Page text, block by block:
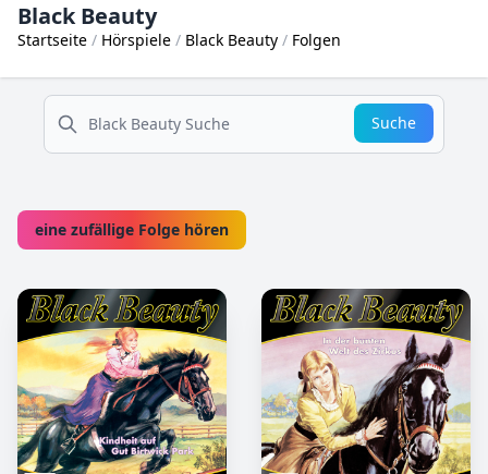
Black Beauty
Startseite Hörspiele Black Beauty Folgen
suche
Suche
eine zufällige Folge hören